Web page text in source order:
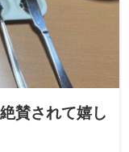
賛されて嬉し